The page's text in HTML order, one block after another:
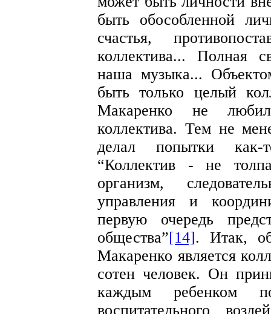
быть обособленной
счастья,
коллектива... Полная
наша музыка...
быть только целый
Макаренко не любил
коллектива. Тем не
делал попытки как-
“Коллектив - не
организм,
управления и
первую очередь
общества”[14]. Итак,
Макаренко является
сотен человек. Он
каждым ребенком
воспитательного